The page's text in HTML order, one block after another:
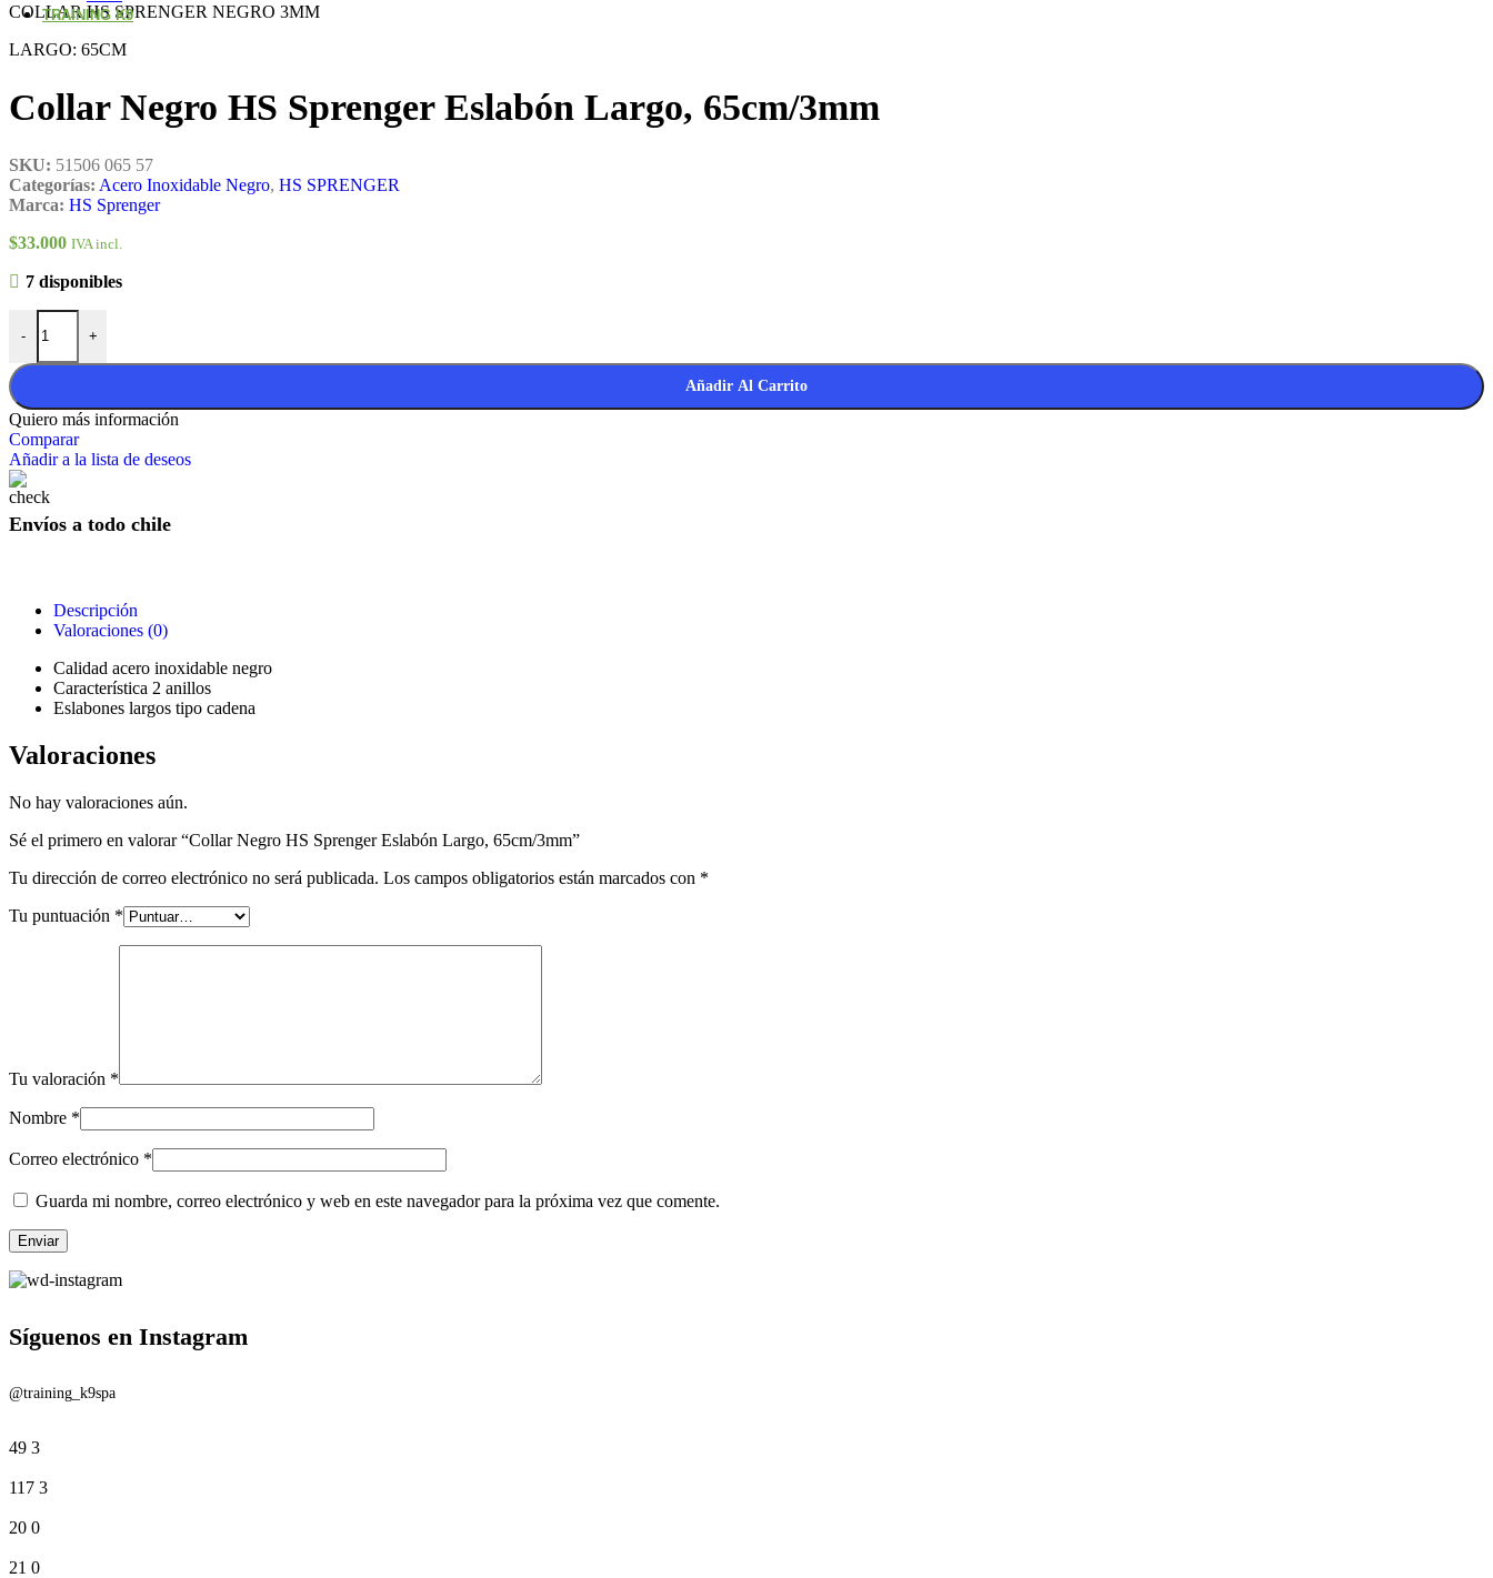
TRAINING K9
COLLAR HS SPRENGER NEGRO 3MM
LARGO: 65CM
Collar Negro HS Sprenger Eslabón Largo, 65cm/3mm
SKU: 51506 065 57
Categorías: Acero Inoxidable Negro, HS SPRENGER
Marca: HS Sprenger
$33.000 IVA incl.
7 disponibles
- +
Añadir Al Carrito
Quiero más información
Comparar
Añadir a la lista de deseos
Envíos a todo chile
Descripción
Valoraciones (0)
Calidad acero inoxidable negro
Característica 2 anillos
Eslabones largos tipo cadena
Valoraciones
No hay valoraciones aún.
Sé el primero en valorar “Collar Negro HS Sprenger Eslabón Largo, 65cm/3mm”
Tu dirección de correo electrónico no será publicada. Los campos obligatorios están marcados con *
Tu puntuación *
Tu valoración *
Nombre *
Correo electrónico *
Guarda mi nombre, correo electrónico y web en este navegador para la próxima vez que comente.
Síguenos en Instagram
@training_k9spa
49 3
117 3
20 0
21 0